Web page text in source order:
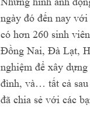
ngày đó đến nay
có hơn 260 sinh
Đồng Nai, Đà Lạt,
nghiệm để xây
đình, và… tất cả sau
đã chia sẻ với các